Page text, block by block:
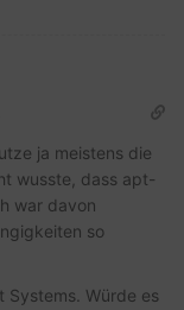
ja meistens die
wusste, dass apt-
war davon
so
Systems. Würde es